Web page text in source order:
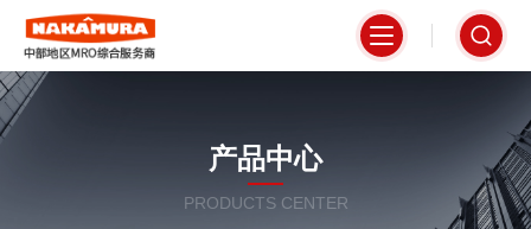
产品中心
PRODUCTS CENTER